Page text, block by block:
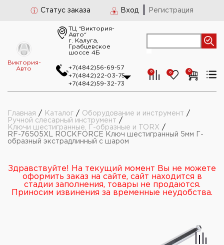
Статус заказа Вход Регистрация
Виктория-
Авто
ТЦ “Виктория-
Авто“
г. Калуга,
Грабцевское
шоссе 4Б
+7(4842)56-69-57
+7(4842)22-03-75
+7(4842)59-32-73
0 0 0
Главная / Каталог / Оборудование и инструмент /
Ручной слесарный инструмент /
Ключи шестигранные, Г-образные и TORX /
RF-76505XL ROCKFORCE Ключ шестигранный 5мм Г-
образный экстрадлинный с шаром
Здравствуйте! На текущий момент Вы не можете
оформить заказ на сайте, сайт находится в
стадии заполнения, товары не продаются.
Приносим извинения за временные неудобства.